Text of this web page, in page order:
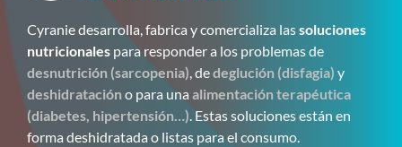
Cyranie desarrolla, fabrica y comercializa lassoluciones
nutricionales para responder a los problemas de
desnutrición (sarcopenia), dedeglución (disfagia) y
deshidratación o para una alimentación terapéutica
(diabetes, hipertensión…). Estas soluciones están en
forma deshidratada o listas para el consumo.